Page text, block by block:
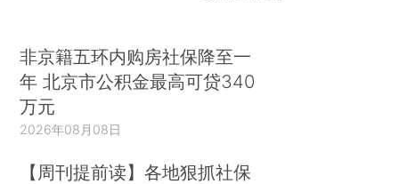
非京籍五环内购房社保降至一
年 北京市公积金最高可贷340
万元
2026年08月08日
【周刊提前读】各地狠抓社保